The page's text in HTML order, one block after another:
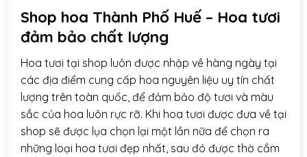
Shop hoa Thành Phố Huế – Hoa tươi
đảm bảo chất lượng
Hoa tươi tại shop luôn được nhập về hàng ngày tại
các địa điểm cung cấp hoa nguyên liệu uy tín chất
lượng trên toàn quốc, để đảm bảo độ tươi và màu
sắc của hoa luôn rực rỡ. Khi hoa tươi được đưa về tại
shop sẽ được lụa chọn lại một lần nữa để chọn ra
những loại hoa tươi đẹp nhất, sau đó được thờ cắm